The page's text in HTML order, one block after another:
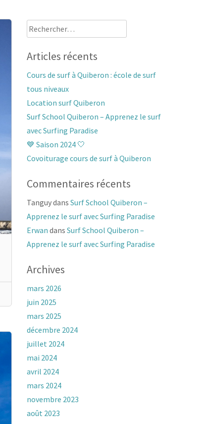
Rechercher :
Articles récents
Cours de surf à Quiberon : école de surf
tous niveaux
Location surf Quiberon
Surf School Quiberon – Apprenez le surf
avec Surfing Paradise
💙 Saison 2024 🤍
Covoiturage cours de surf à Quiberon
Commentaires récents
Tanguydans Surf School Quiberon –
Apprenez le surf avec Surfing Paradise
Erwan dans Surf School Quiberon –
Apprenez le surf avec Surfing Paradise
Archives
mars 2026
juin 2025
mars 2025
décembre 2024
juillet 2024
mai 2024
avril 2024
mars 2024
novembre 2023
août 2023